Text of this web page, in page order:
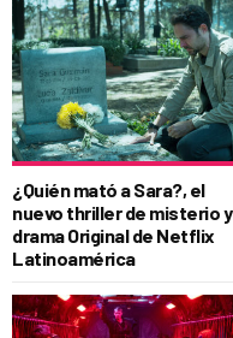
¿Quién mató a Sara?, el
nuevo thriller de misterio y
drama Original de Netflix
Latinoamérica